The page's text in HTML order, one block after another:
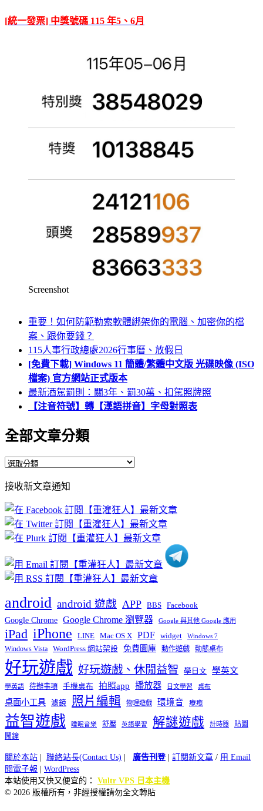
[統一發票] 中獎號碼 115 年5、6月
Screenshot
重要！如何防範勒索軟體綁架你的電腦、加密你的檔
案、跟你要錢？
115人事行政總處2026行事曆、放假日
[免費下載] Windows 11 簡體/繁體中文版 光碟映像 (ISO
檔案) 官方網站正式版本
最新酒駕罰則：關3年、罰30萬、扣駕照牌照
【注音符號】轉【漢語拼音】字母對照表
全部文章分類
全
文
章
分
類
接收新文章通知
android android 遊戲 APP BBS Facebook
Google Chrome Google Chrome 瀏覽器 Google 與其他 Google 應用
iPad iPhone LINE Mac OS X PDF widget Windows 7
Windows Vista WordPress 網站架設 免費圖庫 動作遊戲 動態桌布
好玩遊戲 好玩遊戲、休閒益智 學日文 學英文
學英語 待辦事項 手機桌布 拍照app 播放器 日文學習 桌布
桌面小工具 濾鏡 照片編輯 物理遊戲 環境音 療癒
益智遊戲 睡眠音樂 舒壓 英語學習 解謎遊戲 計時器
貼圖
鬧鐘
關於本站 聯絡站長(Contact Us) 廣告刊登| 訂閱新文章 / 用 Email
閱電子報
WordPress
本站使用又快又便宜的： Vultr VPS 日本主機
© 2026 版權所有，非經授權請勿全文轉貼